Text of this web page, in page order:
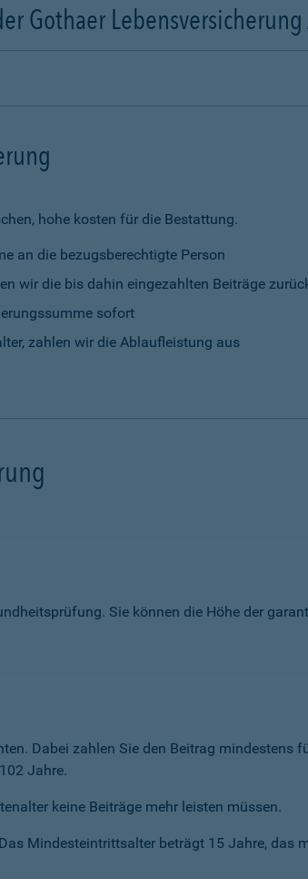
Gothaer Lebensversicherung
hohe kosten für die Bestattung.
an die bezugsberechtigte Person
wir die bis dahin eingezahlten Beiträge
sofort
zahlen wir die Ablaufleistung aus
Sie können die Höhe der
Dabei zahlen Sie den Beitrag mindestens
Jahre.
keine Beiträge mehr leisten müssen.
Mindesteintrittsalter beträgt 15 Jahre, das